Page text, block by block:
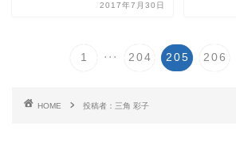
2017年7月30日
1 ... 204 205 206
HOME 投稿者：三角 彩子